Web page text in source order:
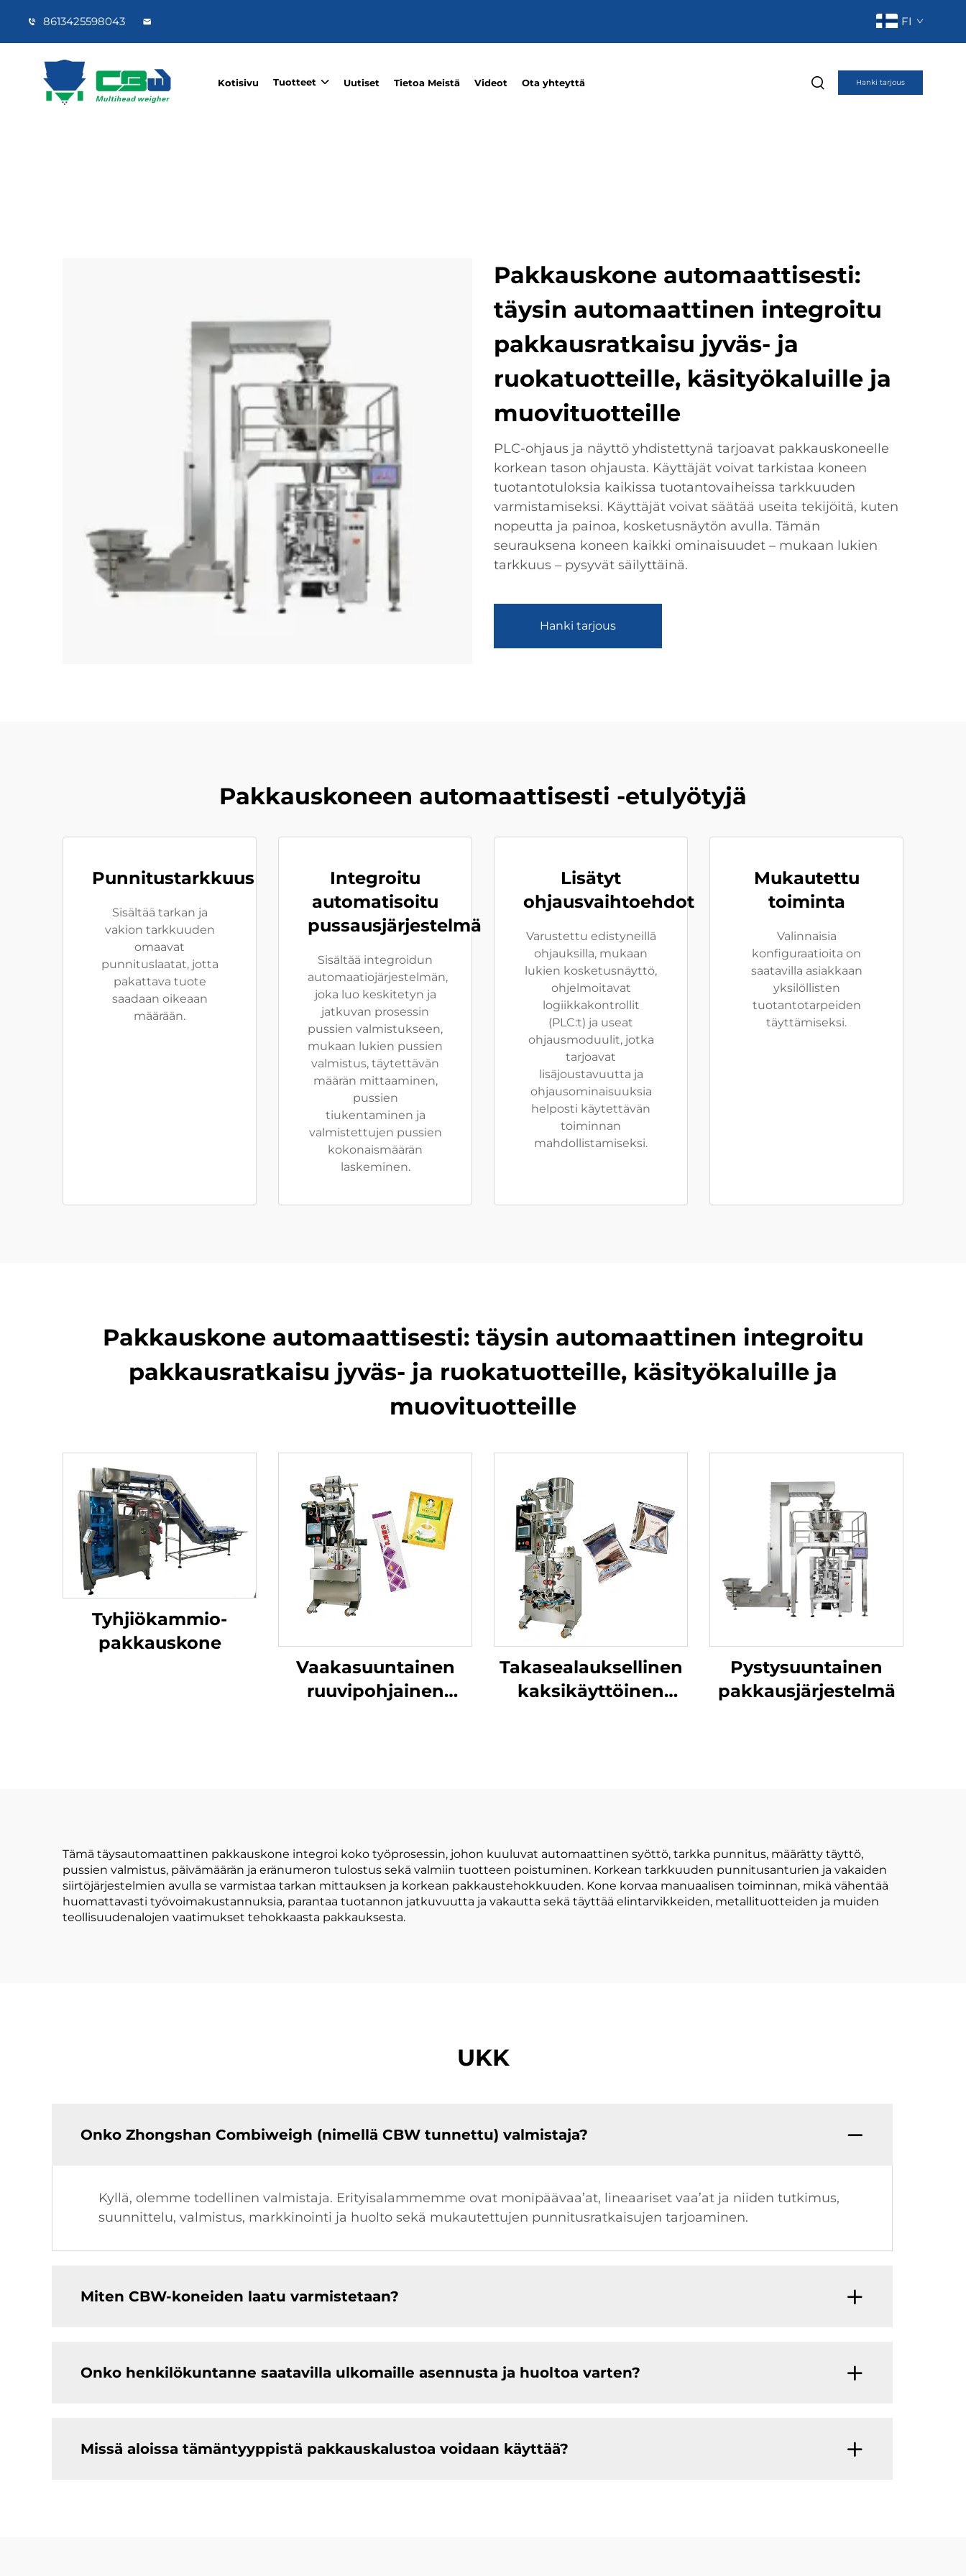
8613425598043 FI
Kotisivu Tuotteet Uutiset Tietoa Meistä Videot Ota yhteyttä Hanki tarjous
Pakkauskone automaattisesti:
täysin automaattinen integroitu
pakkausratkaisu jyväs- ja
ruokatuotteille, käsityökaluille ja
muovituotteille
PLC-ohjaus ja näyttö yhdistettynä tarjoavat pakkauskoneelle
korkean tason ohjausta. Käyttäjät voivat tarkistaa koneen
tuotantotuloksia kaikissa tuotantovaiheissa tarkkuuden
varmistamiseksi. Käyttäjät voivat säätää useita tekijöitä, kuten
nopeutta ja painoa, kosketusnäytön avulla. Tämän
seurauksena koneen kaikki ominaisuudet – mukaan lukien
tarkkuus – pysyvät säilyttäinä.
Hanki tarjous
Pakkauskoneen automaattisesti -etulyötyjä
Punnitustarkkuus
Sisältää tarkan ja
vakion tarkkuuden
omaavat
punnituslaatat, jotta
pakattava tuote
saadaan oikeaan
määrään.
Integroitu
automatisoitu
pussausjärjestelmä
Sisältää integroidun
automaatiojärjestelmän,
joka luo keskitetyn ja
jatkuvan prosessin
pussien valmistukseen,
mukaan lukien pussien
valmistus, täytettävän
määrän mittaaminen,
pussien
tiukentaminen ja
valmistettujen pussien
kokonaismäärän
laskeminen.
Lisätyt
ohjausvaihtoehdot
Varustettu edistyneillä
ohjauksilla, mukaan
lukien kosketusnäyttö,
ohjelmoitavat
logiikkakontrollit
(PLC:t) ja useat
ohjausmoduulit, jotka
tarjoavat
lisäjoustavuutta ja
ohjausominaisuuksia
helposti käytettävän
toiminnan
mahdollistamiseksi.
Mukautettu
toiminta
Valinnaisia
konfiguraatioita on
saatavilla asiakkaan
yksilöllisten
tuotantotarpeiden
täyttämiseksi.
Pakkauskone automaattisesti: täysin automaattinen integroitu
pakkausratkaisu jyväs- ja ruokatuotteille, käsityökaluille ja
muovituotteille
Tyhjiökammio-
pakkauskone
Vaakasuuntainen
ruuvipohjainen
Takasealauksellinen
kaksikäyttöinen
Pystysuuntainen
pakkausjärjestelmä
Tämä täysautomaattinen pakkauskone integroi koko työprosessin, johon kuuluvat automaattinen syöttö, tarkka punnitus, määrätty täyttö,
pussien valmistus, päivämäärän ja eränumeron tulostus sekä valmiin tuotteen poistuminen. Korkean tarkkuuden punnitusanturien ja vakaiden
siirtöjärjestelmien avulla se varmistaa tarkan mittauksen ja korkean pakkaustehokkuuden. Kone korvaa manuaalisen toiminnan, mikä vähentää
huomattavasti työvoimakustannuksia, parantaa tuotannon jatkuvuutta ja vakautta sekä täyttää elintarvikkeiden, metallituotteiden ja muiden
teollisuudenalojen vaatimukset tehokkaasta pakkauksesta.
UKK
Onko Zhongshan Combiweigh (nimellä CBW tunnettu) valmistaja?
Kyllä, olemme todellinen valmistaja. Erityisalammemme ovat monipäävaa’at, lineaariset vaa’at ja niiden tutkimus,
suunnittelu, valmistus, markkinointi ja huolto sekä mukautettujen punnitusratkaisujen tarjoaminen.
Miten CBW-koneiden laatu varmistetaan?
Onko henkilökuntanne saatavilla ulkomaille asennusta ja huoltoa varten?
Missä aloissa tämäntyyppistä pakkauskalustoa voidaan käyttää?